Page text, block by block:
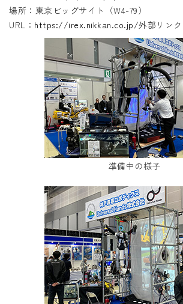
場所：東京ビッグサイト（W4-79）
URL： https://irex.nikkan.co.jp/外部リンク
準備中の様子